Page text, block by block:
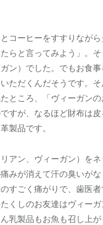
コーヒーをすすりなが
らと言ってみよう」。
ン）でした。でもお食
ただくんだそうです。
ところ、「ヴィーガン
すが、なるほど財布は
製品です。
アン、ヴィーガン）を
みが消えて汗の臭いが
すごく痛がりで、歯医
くしのお友達はヴィー
乳製品もお魚も召し上